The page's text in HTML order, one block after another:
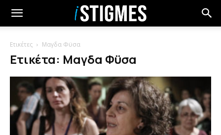
Ετικέτες Μαγδα Φϋσα
Ετικέτα: Μαγδα Φϋσα